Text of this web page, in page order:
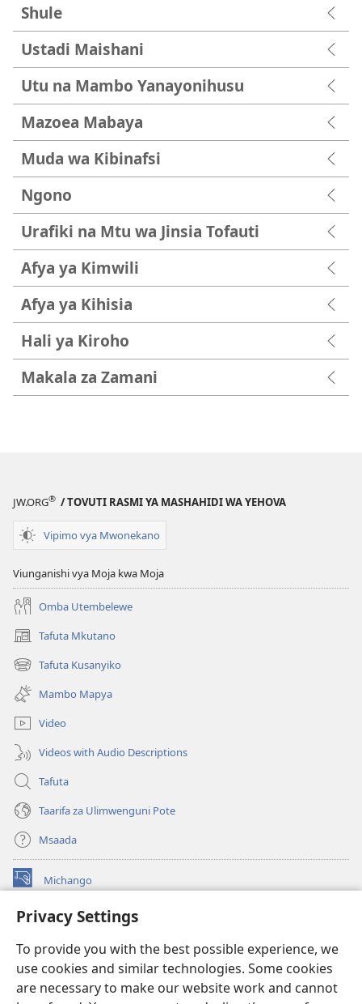
Privacy Settings
To provide you with the best possible experience, we
use cookies and similar technologies. Some cookies
are necessary to make our website work and cannot
Shule
Ustadi Maishani
Utu na Mambo Yanayonihusu
Mazoea Mabaya
Muda wa Kibinafsi
Ngono
Urafiki na Mtu wa Jinsia Tofauti
Afya ya Kimwili
Afya ya Kihisia
Hali ya Kiroho
Makala za Zamani
JW.ORG® / TOVUTI RASMI YA MASHAHIDI WA YEHOVA
Vipimo vya Mwonekano
Viunganishi vya Moja kwa Moja
Omba Utembelewe
Tafuta Mkutano
(opens
new
window)
Tafuta Kusanyiko
(opens
new
window)
Mambo Mapya
Video
Videos with Audio Descriptions
Tafuta
Taarifa za Ulimwenguni Pote
Msaada
Michango
(opens
window)Watchtower MAKTABA KWENYE MTANDAO™
new
window)JW Hub ®
(opens
new
window)
®